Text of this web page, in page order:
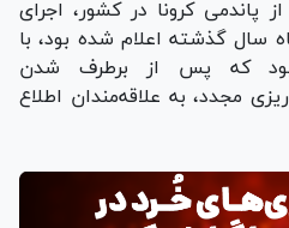
پاندمی کرونا در کشور، اجرای
سال گذشته اعلام شده بود، با
بود که پس از برطرف شدن
مجدد، به علاقه‌مندان اطلاع